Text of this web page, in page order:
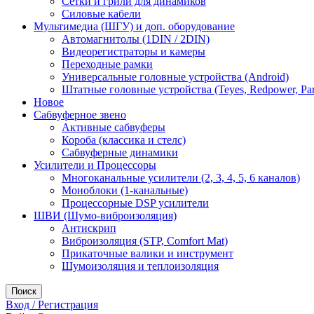
Силовые кабели
Мультимедиа (ШГУ) и доп. оборудование
Автомагнитолы (1DIN / 2DIN)
Видеорегистраторы и камеры
Переходные рамки
Универсальные головные устройства (Android)
Штатные головные устройства (Teyes, Redpower,
Новое
Сабвуферное звено
Активные сабвуферы
Короба (классика и стелс)
Сабвуферные динамики
Усилители и Процессоры
Многоканальные усилители (2, 3, 4, 5, 6 каналов)
Моноблоки (1-канальные)
Процессорные DSP усилители
ШВИ (Шумо-виброизоляция)
Антискрип
Виброизоляция (STP, Comfort Mat)
Прикаточные валики и инструмент
Шумоизоляция и теплоизоляция
Поиск
Вход / Регистрация